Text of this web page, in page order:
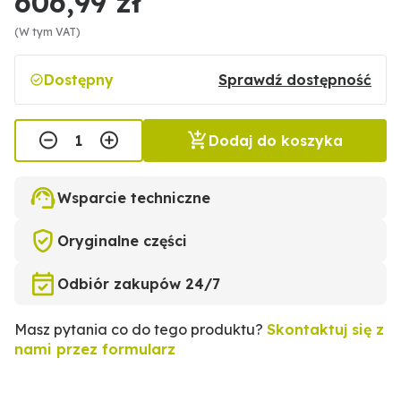
(W tym VAT)
Dostępny Sprawdź dostępność
Dodaj do koszyka
Wsparcie techniczne
Oryginalne części
Odbiór zakupów 24/7
Masz pytania co do tego produktu? Skontaktuj się z
nami przez formularz